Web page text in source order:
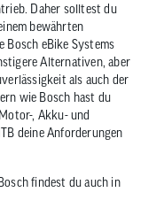
Daher solltest du
bewährten
eBike Systems
Alternativen, aber
als auch der
wie Bosch hast du
, Akku- und
deine Anforderungen
findest du auch in